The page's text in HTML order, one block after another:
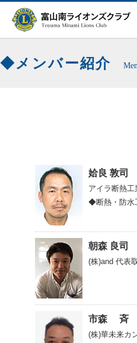
メンバー紹介
姶良 敦司
アイラ断熱工
◆断熱・防水
朝森 良司
(株)and 代表
市森 斉
(株)華未来カ